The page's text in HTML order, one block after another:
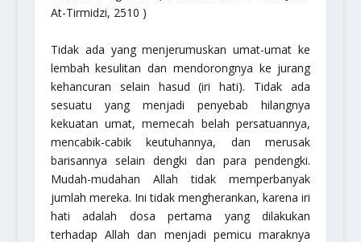
At-Tirmidzi, 2510 )
Tidak ada yang menjerumuskan umat-umat ke
lembah kesulitan dan mendorongnya ke jurang
kehancuran selain hasud (iri hati). Tidak ada
sesuatu yang menjadi penyebab hilangnya
kekuatan umat, memecah belah persatuannya,
mencabik-cabik keutuhannya, dan merusak
barisannya selain dengki dan para pendengki.
Mudah-mudahan Allah tidak memperbanyak
jumlah mereka. Ini tidak mengherankan, karena iri
hati adalah dosa pertama yang dilakukan
terhadap Allah dan menjadi pemicu maraknya